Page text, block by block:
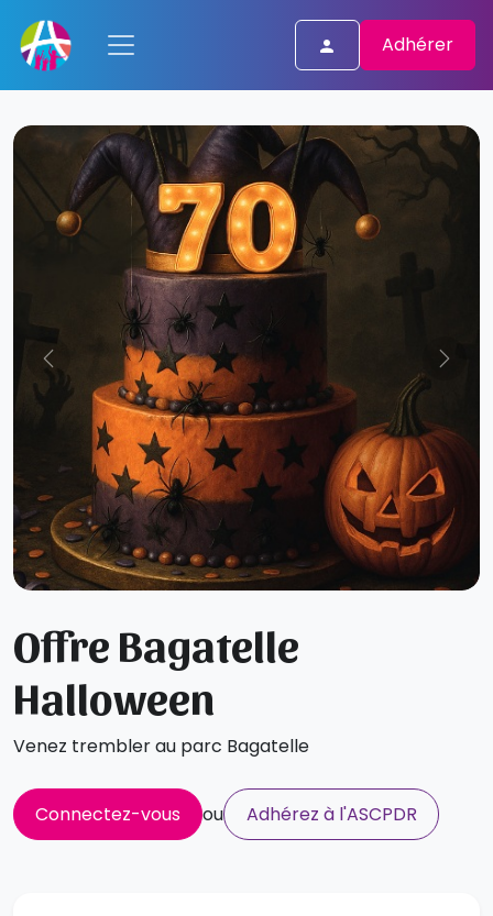
Adhérer
Offre Bagatelle
Halloween
Venez trembler au parc Bagatelle
Connectez-vous ou Adhérez à l'ASCPDR